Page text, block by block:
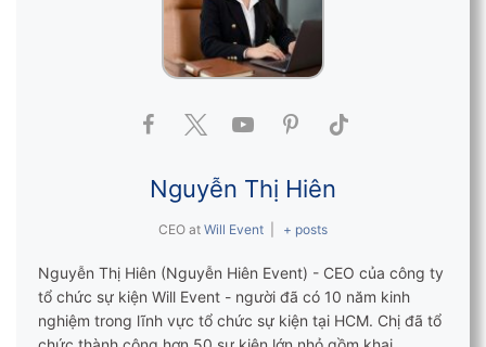
Nguyễn Thị Hiên
CEO at Will Event + posts
Nguyễn Thị Hiên (Nguyễn Hiên Event) - CEO của công ty
tổ chức sự kiện Will Event - người đã có 10 năm kinh
nghiệm trong lĩnh vực tổ chức sự kiện tại HCM. Chị đã tổ